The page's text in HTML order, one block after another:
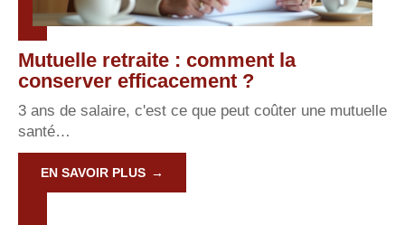
Mutuelle retraite : comment la
conserver efficacement ?
3 ans de salaire, c'est ce que peut coûter une mutuelle
santé…
EN SAVOIR PLUS